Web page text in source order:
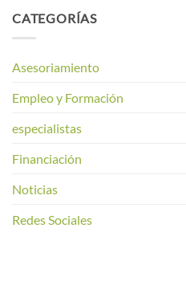
CATEGORÍAS
Asesoriamiento
Empleo y Formación
especialistas
Financiación
Noticias
Redes Sociales